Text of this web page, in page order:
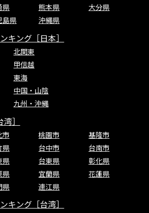
県 熊本県
大分県
島県 沖縄県
キング［日本］
北関東
甲信越
東海
中国・山陰
九州・沖縄
］
市 桃園市
基隆市
県 台中市
台南市
県 台東県
彰化県
県 宜蘭県
花蓮県
県 連江県
キング［台湾］